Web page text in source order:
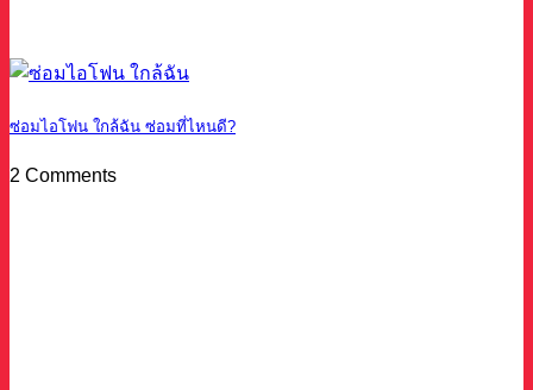
ซ่อมไอโฟน ใกล้ฉัน ซ่อมที่ไหนดี?
2 Comments